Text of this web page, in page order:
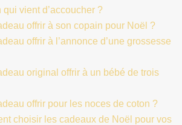
qui vient d’accoucher ?
offrir à son copain pour Noël ?
offrir à l’annonce d’une grossesse
original offrir à un bébé de trois
offrir pour les noces de coton ?
choisir les cadeaux de Noël pour vos